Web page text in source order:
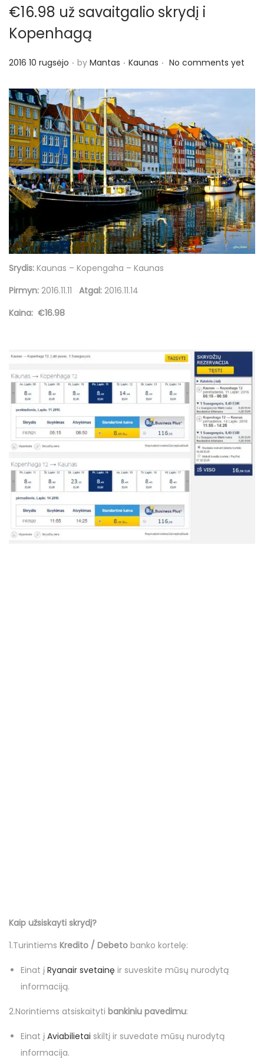
€16.98 už savaitgalio skrydį i
Kopenhagą
P
s
t
e
d
o
n
2016 10 rugsėjo . by Mantas . P
s
t
e
d
i
n
Kaunas . No comments yet
Srydis: Kaunas – Kopengaha – Kaunas
Pirmyn: 2016.11.11 Atgal: 2016.11.14
Kaina: €16.98
Kaip užsiskayti skrydį?
1.Turintiems Kredito / Debeto banko kortelę:
Einat į Ryanair svetainę ir suveskite mūsų nurodytą
informaciją.
2.Norintiems atsiskaityti bankiniu pavedimu:
Einat į Aviabilietai skiltį ir suvedate mūsų nurodytą
informacija.